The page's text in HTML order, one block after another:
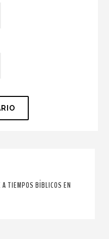
TIEMPOS BÍBLICOS EN